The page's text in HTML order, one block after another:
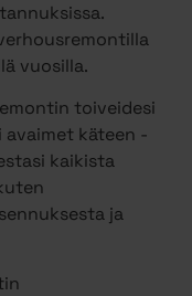
vuosilla.
toiveidesi
avaimet käteen -
kaikista
ja